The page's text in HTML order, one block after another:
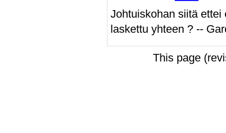
Johtuiskohan siitä
laskettu yhteen ? --
This page